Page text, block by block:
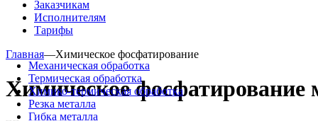
Заказчикам
Исполнителям
Тарифы
Механическая обработка
Термическая обработка
Химико-термическая обработка
Резка металла
Гибка металла
Главная—Химическое фосфатирование
Химическое фосфатирование